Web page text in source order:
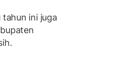
ini juga